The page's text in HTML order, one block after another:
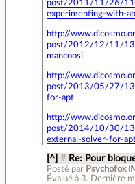
post/2011/11/26/
experimenting-with-
http://
post/2012/12/11/
mancoosi
http://
post/2013/05/27/
for-apt
http://
post/2014/10/30/
external-solver-for-
[^] # Re: Pour
Posté par Psychofox(
Évalué à 3. Dernière